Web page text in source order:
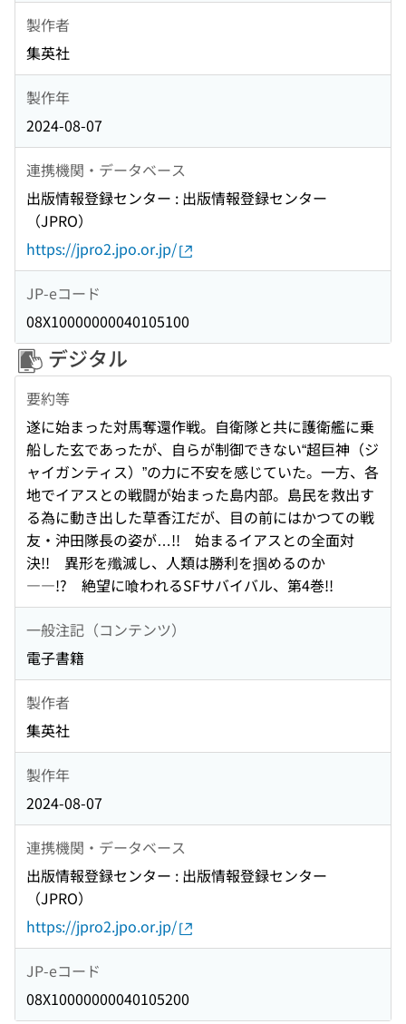
製作者
集英社
製作年
2024-08-07
連携機関・データベース
出版情報登録センター : 出版情報登録センター
（JPRO）
https://jpro2.jpo.or.jp/
JP-eコード
08X10000000040105100
デジタル
要約等
遂に始まった対馬奪還作戦。自衛隊と共に護衛艦に乗
船した玄であったが、自らが制御できない“超巨神（ジ
ャイガンティス）”の力に不安を感じていた。一方、各
地でイアスとの戦闘が始まった島内部。島民を救出す
る為に動き出した草香江だが、目の前にはかつての戦
友・沖田隊長の姿が…!! 始まるイアスとの全面対
決!! 異形を殲滅し、人類は勝利を掴めるのか
――!? 絶望に喰われるSFサバイバル、第4巻!!
一般注記（コンテンツ）
電子書籍
製作者
集英社
製作年
2024-08-07
連携機関・データベース
出版情報登録センター : 出版情報登録センター
（JPRO）
https://jpro2.jpo.or.jp/
JP-eコード
08X10000000040105200